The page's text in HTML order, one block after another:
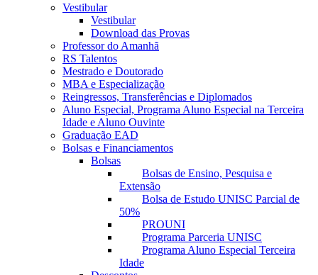
Vestibular
Vestibular
Download das Provas
Professor do Amanhã
RS Talentos
Mestrado e Doutorado
MBA e Especialização
Reingressos, Transferências e Diplomados
Aluno Especial, Programa Aluno Especial na Terceira
Idade e Aluno Ouvinte
Graduação EAD
Bolsas e Financiamentos
Bolsas
Bolsas de Ensino, Pesquisa e
Extensão
Bolsa de Estudo UNISC Parcial de
50%
PROUNI
Programa Parceria UNISC
Programa Aluno Especial Terceira
Idade